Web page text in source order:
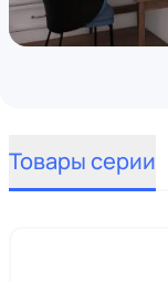
Товары серии